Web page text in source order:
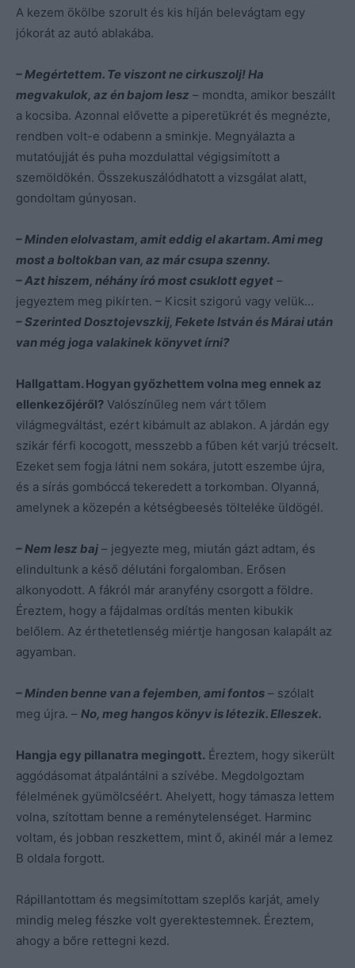
A kezem ökölbe szorult és kis híján belevágtam egy
jókorát az autó ablakába.
– Megértettem. Te viszont ne cirkuszolj! Ha
megvakulok, az én bajom lesz – mondta, amikor beszállt
a kocsiba. Azonnal elővette a piperetükrét és megnézte,
rendben volt-e odabenn a sminkje. Megnyálazta a
mutatóujját és puha mozdulattal végigsimított a
szemöldökén. Összekuszálódhatott a vizsgálat alatt,
gondoltam gúnyosan.
– Minden elolvastam, amit eddig el akartam. Ami meg
most a boltokban van, az már csupa szenny.
– Azt hiszem, néhány író most csuklott egyet –
jegyeztem meg pikírten. – Kicsit szigorú vagy velük…
– Szerinted Dosztojevszkij, Fekete István és Márai után
van még joga valakinek könyvet írni?
Hallgattam. Hogyan győzhettem volna meg ennek az
ellenkezőjéről? Valószínűleg nem várt tőlem
világmegváltást, ezért kibámult az ablakon. A járdán egy
szikár férfi kocogott, messzebb a fűben két varjú trécselt.
Ezeket sem fogja látni nem sokára, jutott eszembe újra,
és a sírás gombóccá tekeredett a torkomban. Olyanná,
amelynek a közepén a kétségbeesés tölteléke üldögél.
– Nem lesz baj – jegyezte meg, miután gázt adtam, és
elindultunk a késő délutáni forgalomban. Erősen
alkonyodott. A fákról már aranyfény csorgott a földre.
Éreztem, hogy a fájdalmas ordítás menten kibukik
belőlem. Az érthetetlenség miértje hangosan kalapált az
agyamban.
– Minden benne van a fejemben, ami fontos – szólalt
meg újra. – No, meg hangos könyv is létezik. Elleszek.
Hangja egy pillanatra megingott. Éreztem, hogy sikerült
aggódásomat átpalántálni a szívébe. Megdolgoztam
félelmének gyümölcséért. Ahelyett, hogy támasza lettem
volna, szítottam benne a reménytelenséget. Harminc
voltam, és jobban reszkettem, mint ő, akinél már a lemez
B oldala forgott.
Rápillantottam és megsimítottam szeplős karját, amely
mindig meleg fészke volt gyerektestemnek. Éreztem,
ahogy a bőre rettegni kezd.